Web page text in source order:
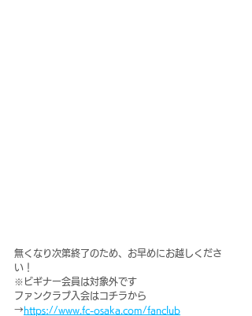
無くなり次第終了のため、お早めにお越しくださ
い！
※ビギナー会員は対象外です
ファンクラブ入会はコチラから
→https://www.fc-osaka.com/fanclub